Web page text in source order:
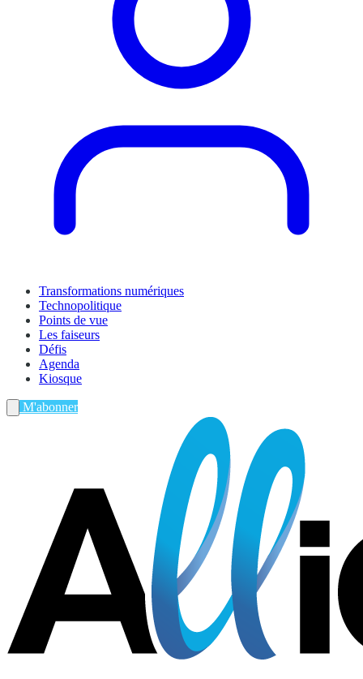
Transformations numériques
Technopolitique
Points de vue
Les faiseurs
Défis
Agenda
Kiosque
M'abonner